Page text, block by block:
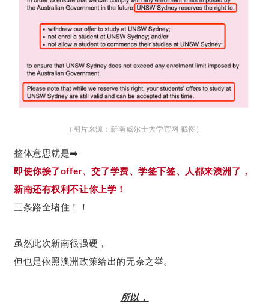
（图片来源：新南威尔士大学官网 截图）
整体意思就是➡️
即使你接了offer、交了学费、学签下签、人都来澳洲了，
新南还有权利不让你上学！
三条路全堵住！！
虽然此次新南很强硬，
但也是依照澳洲政策给出的无奈之举。
所以，